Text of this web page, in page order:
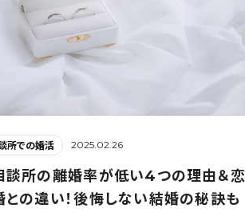
所での婚活 2025.02.26
談所の離婚率が低い4つの理由＆恋
との違い！後悔しない結婚の秘訣も